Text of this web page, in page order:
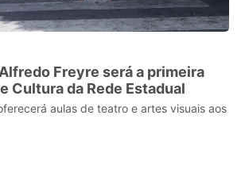
Freyre será a primeira
Cultura da Rede Estadual
aulas de teatro e artes visuais aos